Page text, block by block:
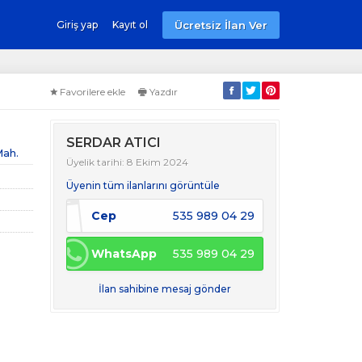
Giriş yap Kayıt ol Ücretsiz İlan Ver
Favorilere ekle Yazdır
SERDAR ATICI
Üyelik tarihi: 8 Ekim 2024
Üyenin tüm ilanlarını görüntüle
Cep 535 989 04 29
WhatsApp 535 989 04 29
İlan sahibine mesaj gönder